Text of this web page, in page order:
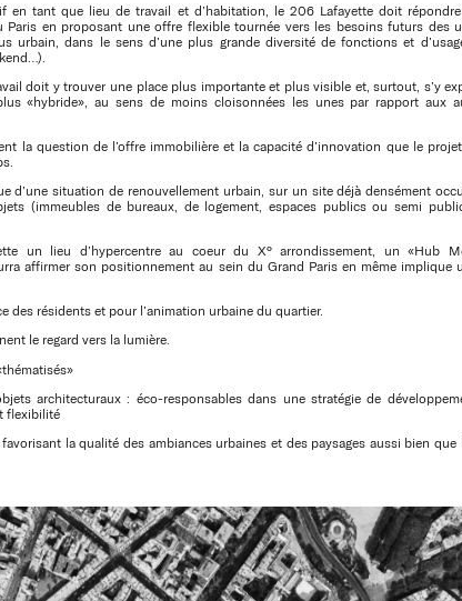
en tant que lieu de travail et d’habitation, le 206 Lafayette doit
Paris en proposant une offre flexible tournée vers les besoins futurs des
urbain, dans le sens d’une plus grande diversité de fonctions et
doit y trouver une place plus importante et plus visible et, surtout, s’y
«hybride», au sens de moins cloisonnées les unes par rapport aux
la question de l’offre immobilière et la capacité d’innovation que le
d’une situation de renouvellement urbain, sur un site déjà densément
(immeubles de bureaux, de logement, espaces publics ou semi
un lieu d’hypercentre au coeur du X° arrondissement, un «Hub
affirmer son positionnement au sein du Grand Paris en même implique
des résidents et pour l’animation urbaine du quartier.
le regard vers la lumière.
architecturaux : éco-responsables dans une stratégie de
flexibilité
la qualité des ambiances urbaines et des paysages aussi bien que